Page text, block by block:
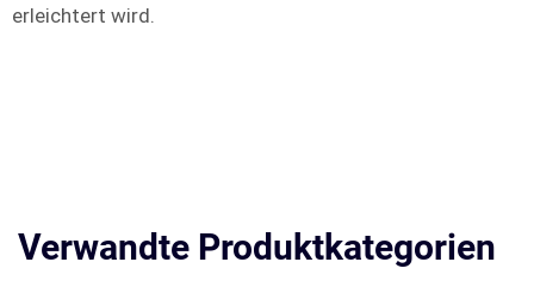
erleichtert wird.
Verwandte Produktkategorien